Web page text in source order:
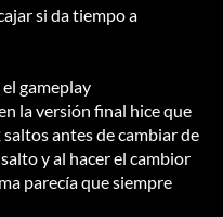
si da tiempo a
gameplay
la versión final hice que
antes de cambiar de
y al hacer el cambior
parecía que siempre